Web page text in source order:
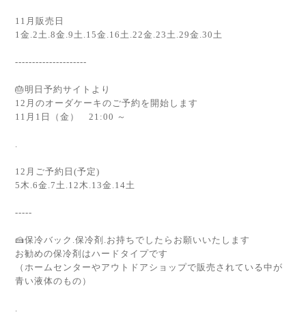
11月販売日
1金.2土.8金.9土.15金.16土.22金.23土.29金.30土
---------------------
🎂明日予約サイトより
12月のオーダケーキのご予約を開始します
11月1日（金） 21:00 ～
12月ご予約日(予定)
5木.6金.7土.12木.13金.14土
-----
🍰保冷バック.保冷剤.お持ちでしたらお願いいたします
お勧めの保冷剤はハードタイプです
（ホームセンターやアウトドアショップで販売されている中が
青い液体のもの）